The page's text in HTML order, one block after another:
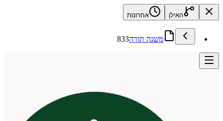
האילן אחרונות
משנה תורה833